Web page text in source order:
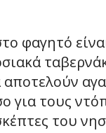
φαγητό
αποτελούν
για τους
του